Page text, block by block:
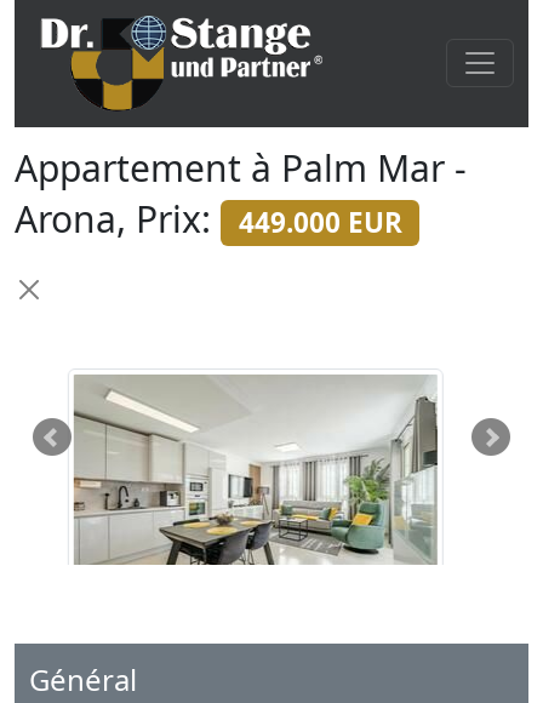
Appartement à Palm Mar -
Arona, Prix:
449.000 EUR
Général